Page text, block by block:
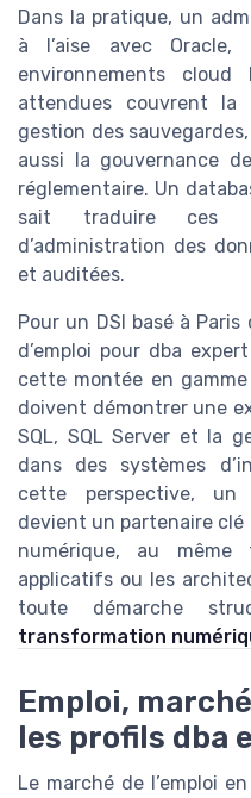
Dans la pratique, un
à l’aise avec
environnements cloud
attendues couvrent la
gestion des
aussi la gouvernance
réglementaire. Un
sait traduire ces
d’administration des
et auditées.
Pour un DSI basé à
d’emploi pour dba
cette montée en
doivent démontrer une
SQL, SQL Server et la
dans des systèmes
cette perspective, un
devient un partenaire
numérique, au même
applicatifs ou les
toute démarche
transformation
Emploi,
les profils dba
Le marché de l’emploi